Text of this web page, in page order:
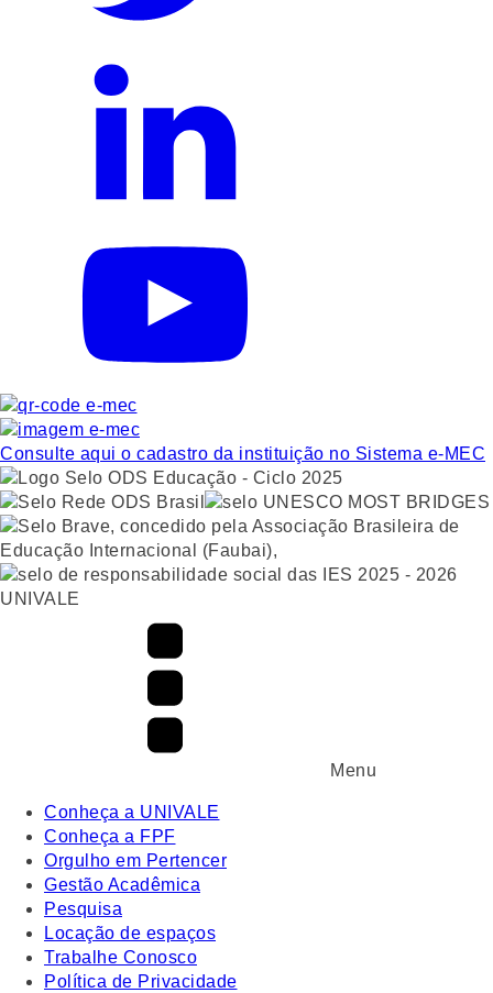
Consulte aqui o cadastro da instituição no Sistema e-MEC
UNIVALE
Menu
Conheça a UNIVALE
Conheça a FPF
Orgulho em Pertencer
Gestão Acadêmica
Pesquisa
Locação de espaços
Trabalhe Conosco
Política de Privacidade